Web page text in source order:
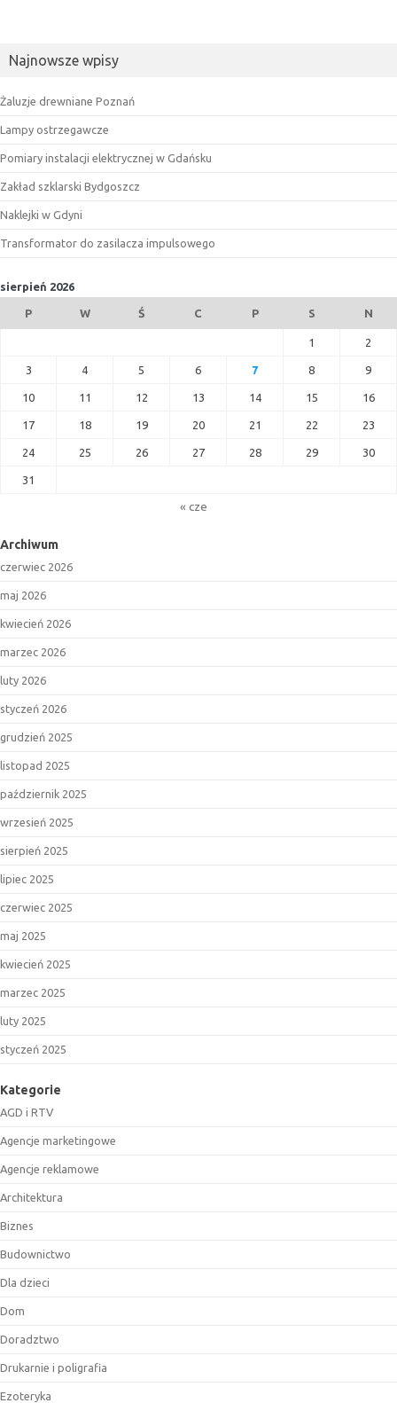
Najnowsze wpisy
Żaluzje drewniane Poznań
Lampy ostrzegawcze
Pomiary instalacji elektrycznej w Gdańsku
Zakład szklarski Bydgoszcz
Naklejki w Gdyni
Transformator do zasilacza impulsowego
sierpień 2026
P W Ś C P S N
1 2
3 4 5 6 7 8 9
10 11 12 13 14 15 16
17 18 19 20 21 22 23
24 25 26 27 28 29 30
31
« cze
Archiwum
czerwiec 2026
maj 2026
kwiecień 2026
marzec 2026
luty 2026
styczeń 2026
grudzień 2025
listopad 2025
październik 2025
wrzesień 2025
sierpień 2025
lipiec 2025
czerwiec 2025
maj 2025
kwiecień 2025
marzec 2025
luty 2025
styczeń 2025
Kategorie
AGD i RTV
Agencje marketingowe
Agencje reklamowe
Architektura
Biznes
Budownictwo
Dla dzieci
Dom
Doradztwo
Drukarnie i poligrafia
Ezoteryka